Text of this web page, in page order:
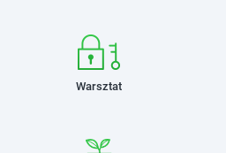
Warsztat